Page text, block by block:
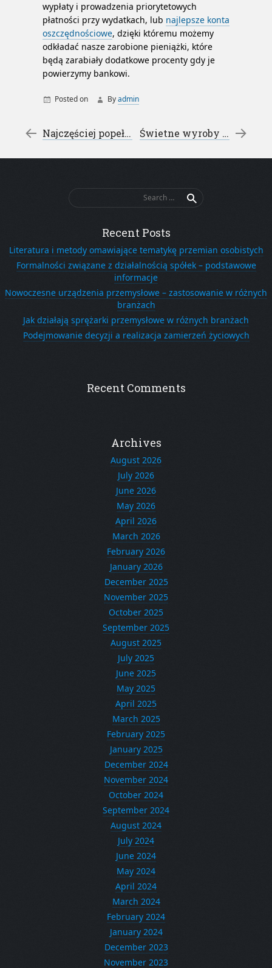
wypłaty i prowadzenia priorytetowych
płatności przy wydatkach, lub najlepsze konta
oszczędnościowe, dzięki któremu możemy
odkładać nasze zarobione pieniążki, które
będą zarabiały dodatkowe procenty gdy je
powierzymy bankowi.
Posted on Byadmin
Post navigation
←
Najczęściej popełniane błędy na stronach www Świetne wyroby wełniane – kołdra wełniana
Search
for:
Recent Posts
Literatura i metody omawiające tematykę przemian osobistych
Formalności związane z działalnością spółek – podstawowe
informacje
Nowoczesne urządzenia przemysłowe – zastosowanie w różnych
branżach
Jak działają sprężarki przemysłowe w różnych branżach
Podejmowanie decyzji a realizacja zamierzeń życiowych
Recent Comments
Archives
August 2026
July 2026
June 2026
May 2026
April 2026
March 2026
February 2026
January 2026
December 2025
November 2025
October 2025
September 2025
August 2025
July 2025
June 2025
May 2025
April 2025
March 2025
February 2025
January 2025
December 2024
November 2024
October 2024
September 2024
August 2024
July 2024
June 2024
May 2024
April 2024
March 2024
February 2024
January 2024
December 2023
November 2023